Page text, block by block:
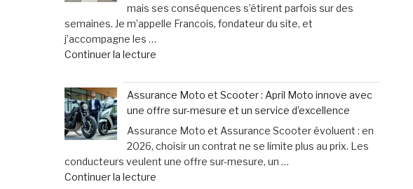
dommages
corporels »
excessivement
et
titube
:
urgence
qui
ne
laisse
que
15
minutes
mais ses conséquences s’étirent parfois sur des
semaines. Je m’appelle Francois, fondateur du site, et
j’accompagne les …
Continuer la lecturede
:
découvrez
les
erreurs
fréquentes
à
éviter
Assurance Moto et Scooter : April Moto innove avec
une offre sur-mesure et un service d’excellence
Assurance Moto et Assurance Scooter évoluent : en
2026, choisir un contrat ne se limite plus au prix. Les
conducteurs veulent une offre sur-mesure, un …
Continuer la lecturede